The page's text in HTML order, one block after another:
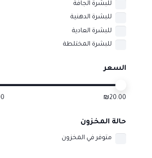
للبشرة الجافة
للبشرة الدهنية
للبشرة العادية
للبشرة المختلطة
السعر
₪20.00
حالة المخزون
متوفر في المخزون